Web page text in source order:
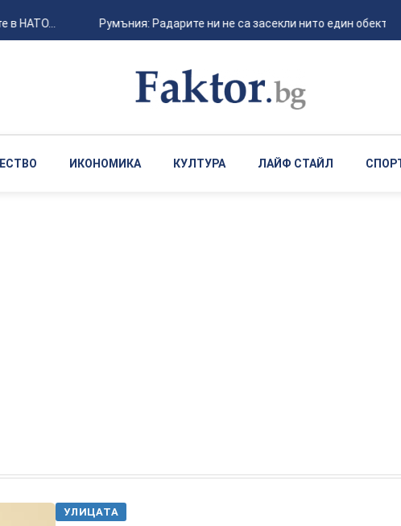
в НАТО... Румъния: Радарите ни не са засекли нито един обект,
ИКОНОМИКА КУЛТУРА ЛАЙФ СТАЙЛ
УЛИЦАТА